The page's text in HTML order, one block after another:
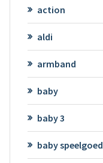
action
aldi
armband
baby
baby 3
baby speelgoed